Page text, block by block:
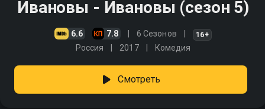
Ивановы - Ивановы (сезон 5)
6.6 7.8 6 Сезонов 16+
Россия 2017 Комедия
Смотреть